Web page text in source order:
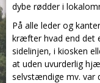
dybe rødder i
På alle leder og
kræfter hvad end det
sidelinjen, i kiosken
at uden uvurderlig
selvstændige mv. var